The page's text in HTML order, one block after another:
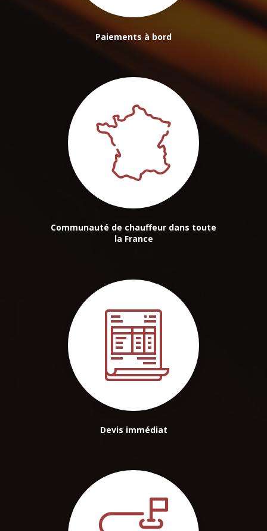
Paiements à bord
Communauté de chauffeur dans toute
la France
Devis immédiat